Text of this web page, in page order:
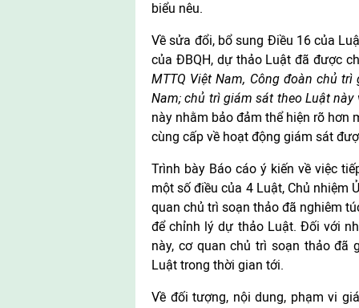
biểu nêu.
Về sửa đổi, bổ sung Điều 16 của
của ĐBQH, dự thảo Luật đã được
MTTQ Việt Nam, Công đoàn chủ
Nam; chủ trì giám sát theo Luật
này nhằm bảo đảm thể hiện rõ hơn
cùng cấp về hoạt động giám sát
Trình bày Báo cáo ý kiến về việc
một số điều của 4 Luật, Chủ nhiệm
quan chủ trì soạn thảo đã nghiêm
để chỉnh lý dự thảo Luật. Đối với
này, cơ quan chủ trì soạn thảo đã
Luật trong thời gian tới.
Về đối tượng, nội dung, phạm vi